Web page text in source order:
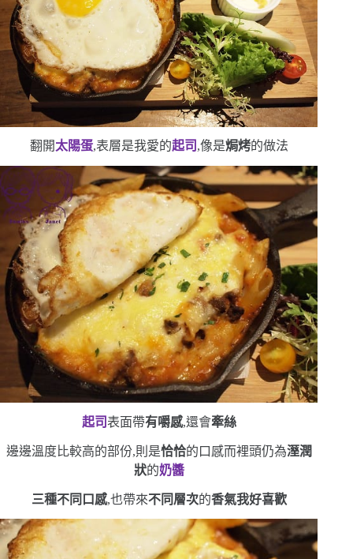
翻開太陽蛋,表層是我愛的起司 ,像是焗烤的做法
起司表面帶有嚼感,還會牽絲
邊邊溫度比較高的部份,則是恰恰的口感而裡頭仍為溼潤
狀的奶醬
三種不同口感,也帶來不同層次的香氣我好喜歡